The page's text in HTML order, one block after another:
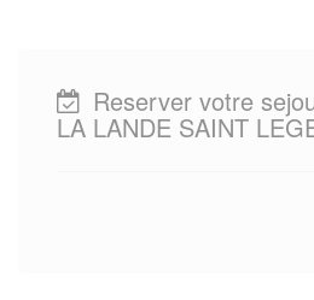
Reserver votre
LA LANDE SAINT